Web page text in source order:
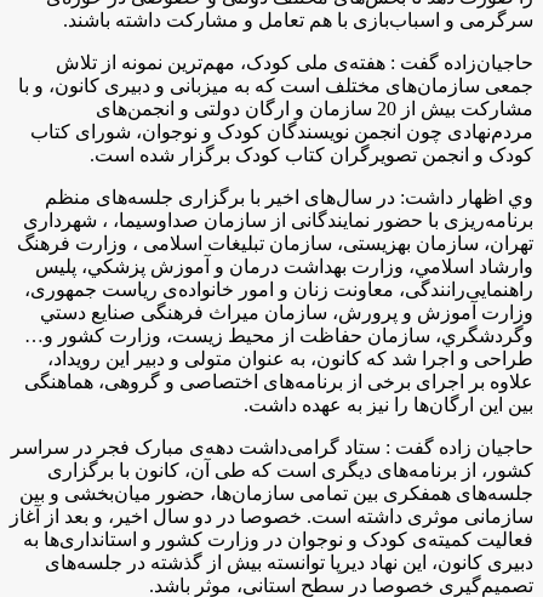
سرگرمی و اسباب‌بازی با هم تعامل و مشاركت داشته باشند.
حاجیان‌زاده گفت : هفته‌ی ملی کودک، مهم‌ترین نمونه از تلاش
جمعی سازمان‌های مختلف است که به میزبانی و دبیری کانون، و با
مشارکت بیش از 20 سازمان و ارگان دولتی و انجمن‌های
مردم‌نهادی چون انجمن نویسندگان کودک و نوجوان، شورای کتاب
کودک و انجمن تصویرگران کتاب کودک برگزار شده است.
وي اظهار داشت: در سال‌های اخیر با برگزاری جلسه‌های منظم
برنامه‌ریزی با حضور نمایندگانی از سازمان صداوسیما، ، شهرداری
تهران، سازمان بهزیستی، سازمان تبلیغات اسلامی ، وزارت فرهنگ
وارشاد اسلامي، وزارت بهداشت درمان و آموزش پزشكي، پلیس
راهنمایی‌رانندگی، معاونت زنان و امور خانواده‌ی ریاست جمهوری،
وزارت آموزش و پرورش، سازمان میراث فرهنگی صنايع دستي
وگردشگري، سازمان حفاظت از محیط زیست، وزارت کشور و…
طراحی و اجرا شد که کانون، به عنوان متولی و دبیر این رویداد،
علاوه بر اجرای برخی از برنامه‌های اختصاصی و گروهی، هماهنگی
بین این ارگان‌ها را نیز به عهده داشت.
حاجيان زاده گفت : ستاد گرامی‌داشت دهه‌ی مبارک فجر در سراسر
کشور، از برنامه‌های دیگری است که طی آن، کانون با برگزاری
جلسه‌های همفکری بین تمامی سازمان‌ها، حضور میان‌بخشی و بین
سازمانی موثری داشته است. خصوصا در دو سال اخیر، و بعد از آغاز
فعالیت کمیته‌ی کودک و نوجوان در وزارت کشور و استانداری‌ها به
دبیری کانون، این نهاد دیرپا توانسته بیش از گذشته در جلسه‌های
تصمیم‌‌گیری خصوصا در سطح استانی، موثر باشد.